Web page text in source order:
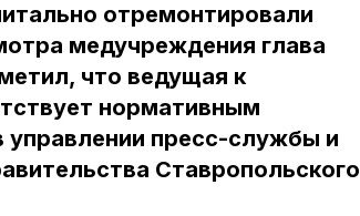
отремонтировали
медучреждения глава
что ведущая к
нормативным
пресс-службы и
Ставропольского